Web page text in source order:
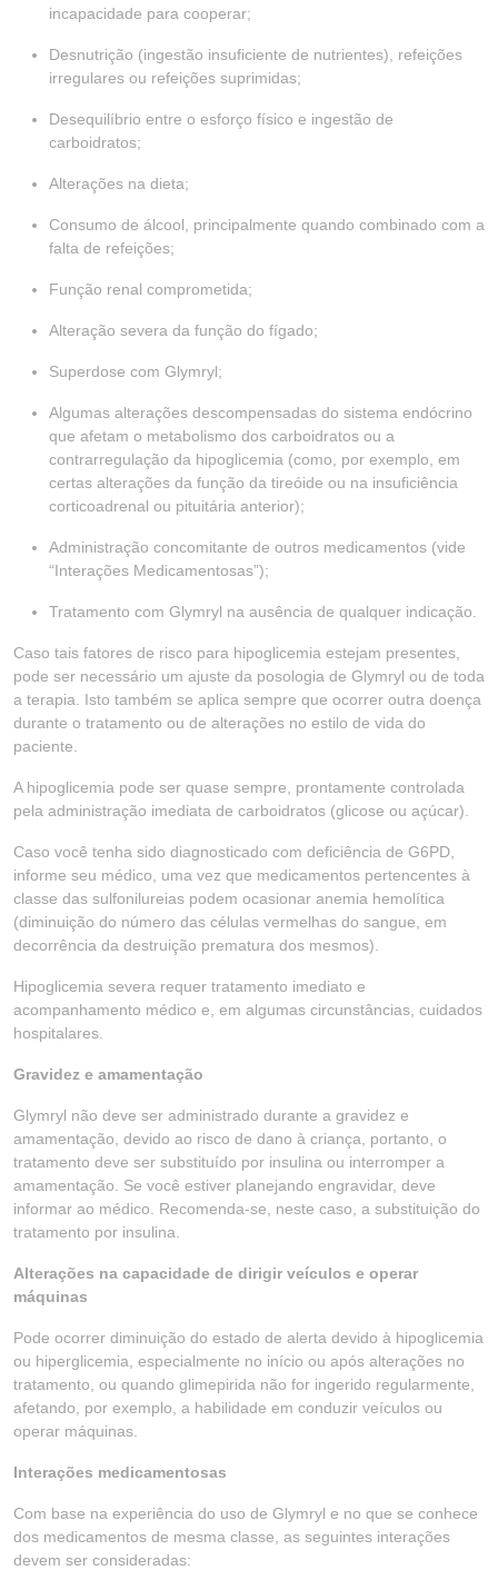
incapacidade para cooperar;
Desnutrição (ingestão insuficiente de nutrientes), refeições
irregulares ou refeições suprimidas;
Desequilíbrio entre o esforço físico e ingestão de
carboidratos;
Alterações na dieta;
Consumo de álcool, principalmente quando combinado com a
falta de refeições;
Função renal comprometida;
Alteração severa da função do fígado;
Superdose com Glymryl;
Algumas alterações descompensadas do sistema endócrino
que afetam o metabolismo dos carboidratos ou a
contrarregulação da hipoglicemia (como, por exemplo, em
certas alterações da função da tireóide ou na insuficiência
corticoadrenal ou pituitária anterior);
Administração concomitante de outros medicamentos (vide
“Interações Medicamentosas”);
Tratamento com Glymryl na ausência de qualquer indicação.
Caso tais fatores de risco para hipoglicemia estejam presentes,
pode ser necessário um ajuste da posologia de Glymryl ou de toda
a terapia. Isto também se aplica sempre que ocorrer outra doença
durante o tratamento ou de alterações no estilo de vida do
paciente.
A hipoglicemia pode ser quase sempre, prontamente controlada
pela administração imediata de carboidratos (glicose ou açúcar).
Caso você tenha sido diagnosticado com deficiência de G6PD,
informe seu médico, uma vez que medicamentos pertencentes à
classe das sulfonilureias podem ocasionar anemia hemolítica
(diminuição do número das células vermelhas do sangue, em
decorrência da destruição prematura dos mesmos).
Hipoglicemia severa requer tratamento imediato e
acompanhamento médico e, em algumas circunstâncias, cuidados
hospitalares.
Gravidez e amamentação
Glymryl não deve ser administrado durante a gravidez e
amamentação, devido ao risco de dano à criança, portanto, o
tratamento deve ser substituído por insulina ou interromper a
amamentação. Se você estiver planejando engravidar, deve
informar ao médico. Recomenda-se, neste caso, a substituição do
tratamento por insulina.
Alterações na capacidade de dirigir veículos e operar
máquinas
Pode ocorrer diminuição do estado de alerta devido à hipoglicemia
ou hiperglicemia, especialmente no início ou após alterações no
tratamento, ou quando glimepirida não for ingerido regularmente,
afetando, por exemplo, a habilidade em conduzir veículos ou
operar máquinas.
Interações medicamentosas
Com base na experiência do uso de Glymryl e no que se conhece
dos medicamentos de mesma classe, as seguintes interações
devem ser consideradas: